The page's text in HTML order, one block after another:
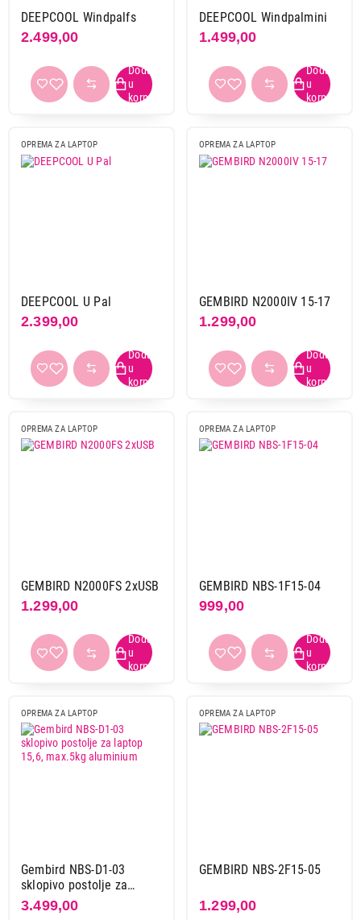
DEEPCOOL Windpalfs
2.499,00
DEEPCOOL Windpalmini
1.499,00
OPREMA ZA LAPTOP
DEEPCOOL U Pal
2.399,00
OPREMA ZA LAPTOP
GEMBIRD N2000IV 15-17
1.299,00
OPREMA ZA LAPTOP
GEMBIRD N2000FS 2xUSB
1.299,00
OPREMA ZA LAPTOP
GEMBIRD NBS-1F15-04
999,00
OPREMA ZA LAPTOP
Gembird NBS-D1-03
sklopivo postolje za
laptop 15,6, max.5kg
aluminium
3.499,00
OPREMA ZA LAPTOP
GEMBIRD NBS-2F15-05
1.299,00
OPREMA ZA LAPTOP
HAMA NOTEBOOK COOLER WAVE CRNI